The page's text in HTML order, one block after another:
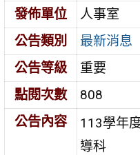
發佈單位
人事室
公告類別
最新消息
公告等級
重要
點閱次數
808
公告內容
113學年
導科